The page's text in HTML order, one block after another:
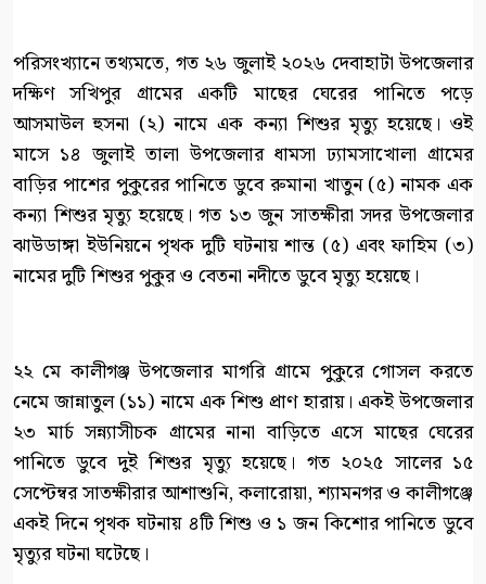
পরিসংখ্যানে তথ্যমতে, গত ২৬ জুলাই ২০২৬ দেবাহাটা উপজেলার
দক্ষিণ সখিপুর গ্রামের একটি মাছের ঘেরের পানিতে পড়ে
আসমাউল হুসনা (২) নামে এক কন্যা শিশুর মৃত্যু হয়েছে। ওই
মাসে ১৪ জুলাই তালা উপজেলার ধামসা ঢ্যামসাখোলা গ্রামের
বাড়ির পাশের পুকুরের পানিতে ডুবে রুমানা খাতুন (৫) নামক এক
কন্যা শিশুর মৃত্যু হয়েছে। গত ১৩ জুন সাতক্ষীরা সদর উপজেলার
ঝাউডাঙ্গা ইউনিয়নে পৃথক দুটি ঘটনায় শান্ত (৫) এবং ফাহিম (৩)
নামের দুটি শিশুর পুকুর ও বেতনা নদীতে ডুবে মৃত্যু হয়েছে।
২২ মে কালীগঞ্জ উপজেলার মাগরি গ্রামে পুকুরে গোসল করতে
নেমে জান্নাতুল (১১) নামে এক শিশু প্রাণ হারায়। একই উপজেলার
২৩ মার্চ সন্ন্যাসীচক গ্রামের নানা বাড়িতে এসে মাছের ঘেরের
পানিতে ডুবে দুই শিশুর মৃত্যু হয়েছে। গত ২০২৫ সালের ১৫
সেপ্টেম্বর সাতক্ষীরার আশাশুনি, কলারোয়া, শ্যামনগর ও কালীগঞ্জে
একই দিনে পৃথক ঘটনায় ৪টি শিশু ও ১ জন কিশোর পানিতে ডুবে
মৃত্যুর ঘটনা ঘটেছে।